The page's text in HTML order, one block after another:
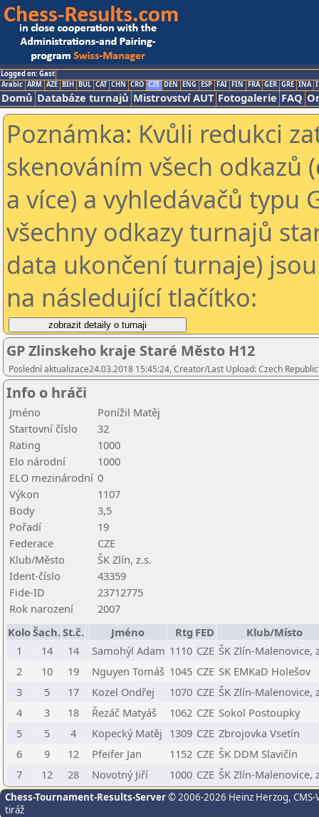
Logged on: Gast
Arabic ARM AZE BIH BUL CAT CHN CRO CZE DEN ENG ESP FAI FIN FRA GER GRE INA
Domů Databáze turnajů Mistrovství AUT Fotogalerie FAQ
Poznámka: Kvůli redukci
skenováním všech odkazů
a více) a vyhledávačů typu
všechny odkazy turnajů
data ukončení turnaje)
na následující tlačítko:
GP Zlinskeho kraje Staré Město H12
Poslední aktualizace24.03.2018 15:45:24, Creator/Last Upload: Czech
Info o hráči
Jméno
Ponížil Matěj
Startovní číslo
32
Rating
1000
Elo národní
1000
ELO mezinárodní 0
Výkon
1107
Body
3,5
Pořadí
19
Federace
CZE
Klub/Město
ŠK Zlín, z.s.
Ident-číslo
43359
Fide-ID
23712775
Rok narození
2007
KoloŠach.St.č. Jméno Rtg FED
Klub/Místo
1
14 14 Samohýl Adam 1110 CZE ŠK Zlín-Malenovice,
2
10 19 Nguyen Tomáš 1045 CZE SK EMKaD Holešov
3
5 17 Kozel Ondřej 1070 CZE ŠK Zlín-Malenovice,
4
3 18 Řezáč Matyáš 1062 CZE Sokol Postoupky
5
5 4 Kopecký Matěj 1309 CZE Zbrojovka Vsetín
6
9 12 Pfeifer Jan 1152 CZE ŠK DDM Slavičín
7
12 28 Novotný Jiří 1000 CZE ŠK Zlín-Malenovice,
Chess-Tournament-Results-Server© 2006-2026 Heinz Herzog,
tiráž